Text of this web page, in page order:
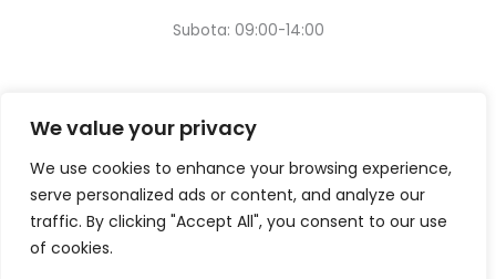
We value your privacy
We use cookies to enhance your browsing experience,
serve personalized ads or content, and analyze our
traffic. By clicking "Accept All", you consent to our use
of cookies.
Subota: 09:00-14:00